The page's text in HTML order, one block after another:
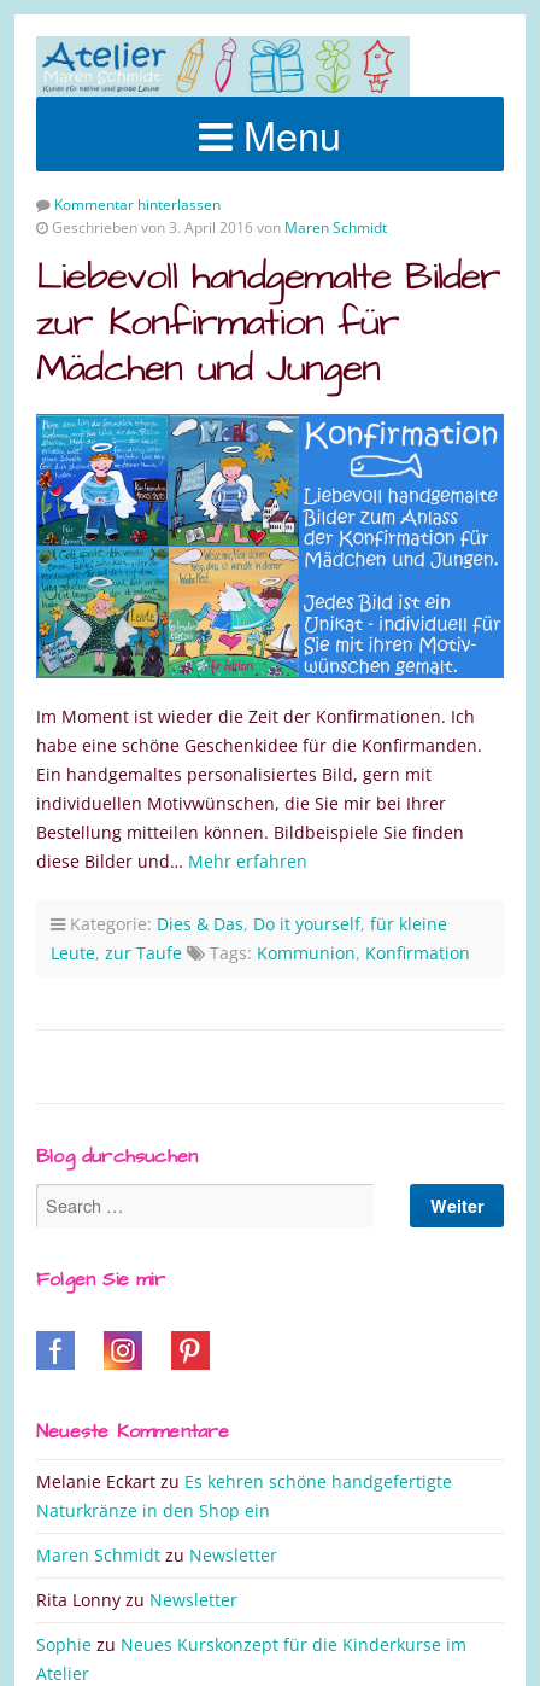
Menu
Kommentar hinterlassen
Geschrieben von 3. April 2016 von Maren Schmidt
Liebevoll handgemalte Bilder
zur Konfirmation für
Mädchen und Jungen
Im Moment ist wieder die Zeit der Konfirmationen. Ich
habe eine schöne Geschenkidee für die Konfirmanden.
Ein handgemaltes personalisiertes Bild, gern mit
individuellen Motivwünschen, die Sie mir bei Ihrer
Bestellung mitteilen können. Bildbeispiele Sie finden
diese Bilder und… Mehr erfahren
Kategorie: Dies & Das, Do it yourself, für kleine
Leute, zur Taufe Tags: Kommunion, Konfirmation
Blog durchsuchen
Folgen Sie mir
Neueste Kommentare
Melanie Eckart zu Es kehren schöne handgefertigte
Naturkränze in den Shop ein
Maren Schmidt zu Newsletter
Rita Lonny zu Newsletter
Sophie zu Neues Kurskonzept für die Kinderkurse im
Atelier